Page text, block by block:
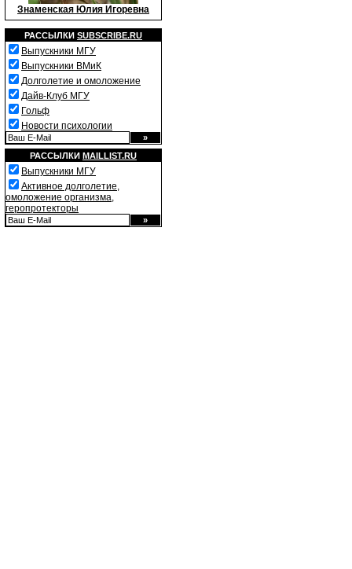
Знаменская Юлия Игоревна
РАССЫЛКИ SUBSCRIBE.RU
Выпускники МГУ
Выпускники ВМиК
Долголетие и омоложение
Дайв-Клуб МГУ
Гольф
Новости психологии
РАССЫЛКИ MAILLIST.RU
Выпускники МГУ
Активное долголетие,
омоложение организма,
геропротекторы